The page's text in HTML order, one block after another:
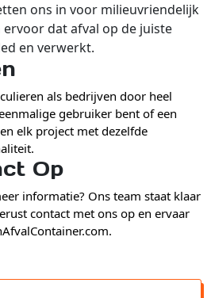
ons in voor milieuvriendelijk
dat afval op de juiste
en verwerkt.
als bedrijven door heel
gebruiker bent of een
elk project met dezelfde
Op
informatie? Ons team staat klaar
contact met ons op en ervaar